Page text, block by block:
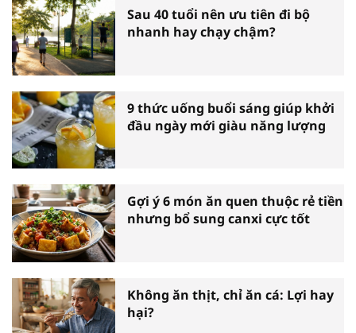
Sau 40 tuổi nên ưu tiên đi bộ
nhanh hay chạy chậm?
9 thức uống buổi sáng giúp khởi
đầu ngày mới giàu năng lượng
Gợi ý 6 món ăn quen thuộc rẻ tiền
nhưng bổ sung canxi cực tốt
Không ăn thịt, chỉ ăn cá: Lợi hay
hại?